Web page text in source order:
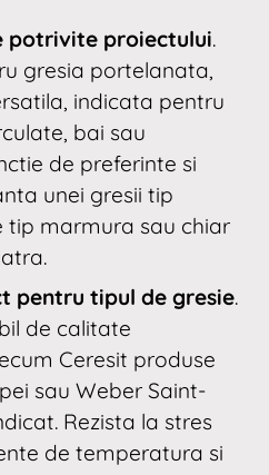
potrivite proiectului.
gresia portelanata,
indicata pentru
bai sau
de preferinte si
unei gresii tip
tip marmura sau chiar
.
pentru tipul de gresie.
de calitate
Ceresit produse
sau Weber Saint-
Rezista la stres
de temperatura si